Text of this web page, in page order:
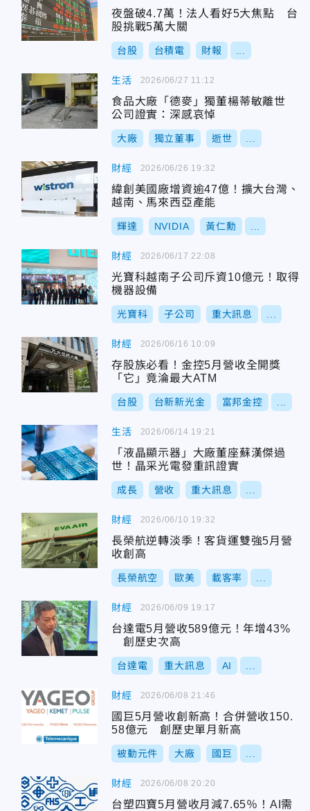
夜盤破4.7萬！法人看好5大焦點 台
股挑戰5萬大關
台股 台積電 財報
生活
食品大廠「德麥」獨董楊蒂敏離世
公司證實：深感哀悼
大廠 獨立董事 逝世
2026/06/27 11:12
財經
緯創美國廠增資逾47億！擴大台灣、
越南、馬來西亞產能
輝達 NVIDIA 黃仁勳
2026/06/26 19:32
財經
光寶科越南子公司斥資10億元！取得
機器設備
光寶科 子公司 重大訊息
2026/06/17 22:08
財經
存股族必看！金控5月營收全開獎
「它」竟淪最大ATM
台股 台新新光金 富邦金控
2026/06/16 10:09
生活
「液晶顯示器」大廠董座蘇漢傑過
世！晶采光電發重訊證實
成長 營收 重大訊息
2026/06/14 19:21
財經
長榮航逆轉淡季！客貨運雙強5月營
收創高
長榮航空 歐美 載客率
2026/06/10 19:32
財經
台達電5月營收589億元！年增43%
創歷史次高
台達電 重大訊息 AI
2026/06/09 19:17
財經
國巨5月營收創新高！合併營收150.
58億元 創歷史單月新高
被動元件 大廠 國巨
2026/06/08 21:46
財經
台塑四寶5月營收月減7.65％！AI需
2026/06/08 20:20